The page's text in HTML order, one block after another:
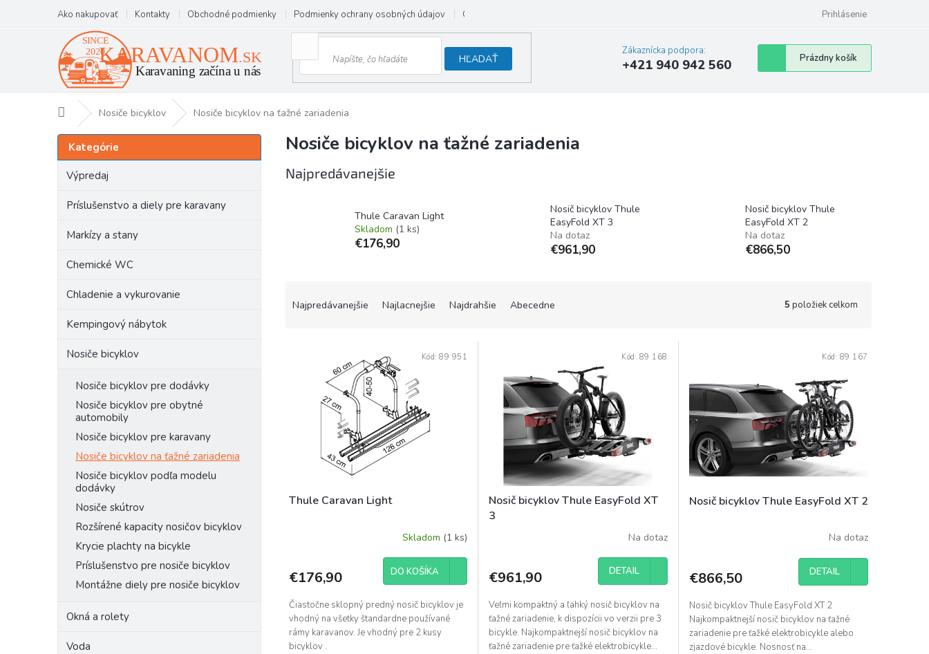
obsah
Ako nakupovať Kontakty Obchodné podmienky Podmienky ochrany osobných údajov Odstúpenie od zmluvy Prihlásenie
HĽADAŤ
Zákaznícka podpora:
+421 940 942 560
Nákupný
košík
Prázdny košík
DomovNosiče bicyklov Nosiče bicyklov na ťažné zariadenia
B
o
Preskočiť
kategórie
Kategórie
Výpredaj
Príslušenstvo a diely pre karavany
Markízy a stany
Chemické WC
Chladenie a vykurovanie
Kempingový nábytok
Nosiče bicyklov
Nosiče bicyklov pre dodávky
Nosiče bicyklov pre obytné
automobily
Nosiče bicyklov pre karavany
Nosiče bicyklov na ťažné zariadenia
Nosiče bicyklov podľa modelu
dodávky
Nosiče skútrov
Rozšírené kapacity nosičov bicyklov
Krycie plachty na bicykle
Príslušenstvo pre nosiče bicyklov
Montážne diely pre nosiče bicyklov
Okná a rolety
Voda
Nosiče bicyklov na ťažné zariadenia
Najpredávanejšie
Thule Caravan Light
Skladom (1 ks)
€176,90
Nosič bicyklov Thule
EasyFold XT 3
Na dotaz
€961,90
Nosič bicyklov Thule
EasyFold XT 2
Na dotaz
€866,50
o
Najpredávanejšie Najlacnejšie Najdrahšie Abecedne 5 položiek celkom
kThule Caravan Light
Skladom (1 ks)
€176,90 DO KOŠÍKA
Čiastočne sklopný predný nosič bicyklov je
vhodný na všetky štandardne používané
rámy karavanov. Je vhodný pre 2 kusy
bicyklov .
Kód:89 951
Nosič bicyklov Thule EasyFold XT
3
Na dotaz
€961,90 DETAIL
Veľmi kompaktný a ľahký nosič bicyklov na
ťažné zariadenie, k dispozícii vo verzii pre 3
bicykle. Najkompaktnejší nosič bicyklov na
ťažné zariadenie pre ťažké elektrobicykle...
Kód: 89 168
Nosič bicyklov Thule EasyFold XT 2
Na dotaz
€866,50 DETAIL
Nosič bicyklov Thule EasyFold XT 2
Najkompaktnejší nosič bicyklov na ťažné
zariadenie pre ťažké elektrobicykle alebo
zjazdové bicykle. Nosnosť na...
Kód: 89 167